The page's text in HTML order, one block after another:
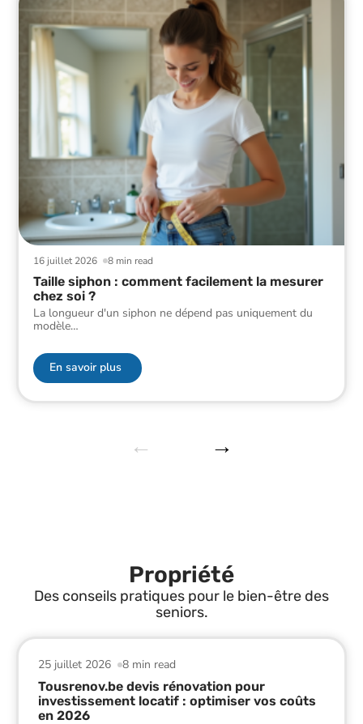
8 min read
16 juillet 2026
Taille siphon : comment facilement la mesurer
chez soi ?
La longueur d'un siphon ne dépend pas uniquement du
modèle…
En savoir plus
Propriété
Des conseils pratiques pour le bien-être des
seniors.
8 min read
25 juillet 2026
Tousrenov.be devis rénovation pour
investissement locatif : optimiser vos coûts
en 2026